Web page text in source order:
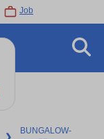
Job
❯
BUNGALOW-